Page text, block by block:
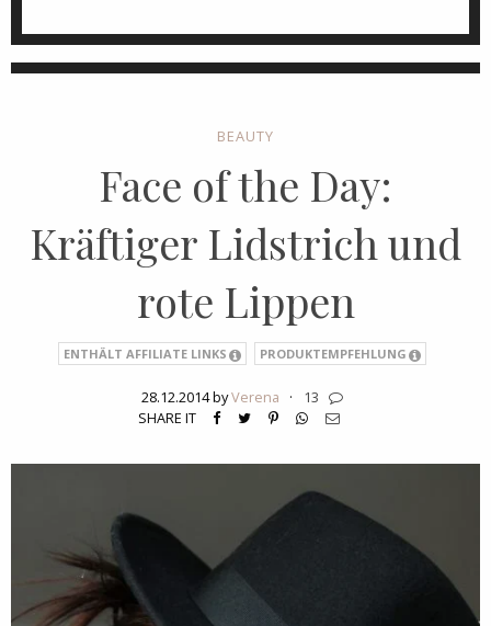
BEAUTY
Face of the Day:
Kräftiger Lidstrich und
rote Lippen
ENTHÄLT AFFILIATE LINKS PRODUKTEMPFEHLUNG
28.12.2014 byVerena ·
13
SHARE IT